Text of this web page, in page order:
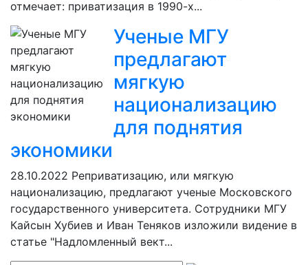
отмечает: приватизация в 1990-х...
Ученые МГУ
предлагают
мягкую
национализацию
для поднятия
экономики
28.10.2022 Реприватизацию, или мягкую
национализацию, предлагают ученые Московского
государственного университета. Сотрудники МГУ
Кайсын Хубиев и Иван Теняков изложили видение в
статье "Надломленный вект...